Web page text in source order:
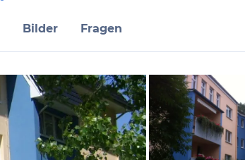
Bilder Fragen